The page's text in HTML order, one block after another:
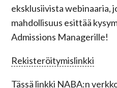
eksklusiivista webinaaria,
mahdollisuus esittää
Admissions Managerille!
Rekisteröitymislinkki
Tässä linkki NABA:n